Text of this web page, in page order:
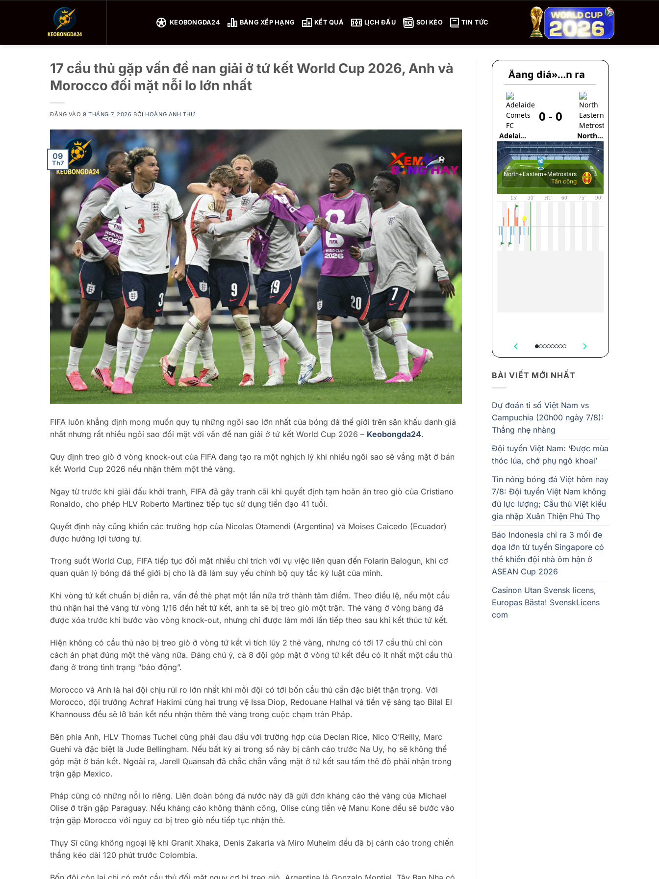
dung
KEOBONGDA24 BẢNG XẾP HẠNG KẾT QUẢ LỊCH ĐẤU SOI KÈO TIN TỨC
17 cầu thủ gặp vấn đề nan giải ở tứ kết World Cup 2026, Anh và
Morocco đối mặt nỗi lo lớn nhất
ĐĂNG VÀO9 THÁNG 7, 2026 BỞI HOÀNG ANH THƯ
09
Th7
FIFA luôn khẳng định mong muốn quy tụ những ngôi sao lớn nhất của bóng đá thế giới trên sân khấu danh giá
nhất nhưng rất nhiều ngôi sao đối mặt với vấn đề nan giải ở tứ kết World Cup 2026 – Keobongda24.
Quy định treo giò ở vòng knock-out của FIFA đang tạo ra một nghịch lý khi nhiều ngôi sao sẽ vắng mặt ở bán
kết World Cup 2026 nếu nhận thêm một thẻ vàng.
Ngay từ trước khi giải đấu khởi tranh, FIFA đã gây tranh cãi khi quyết định tạm hoãn án treo giò của Cristiano
Ronaldo, cho phép HLV Roberto Martinez tiếp tục sử dụng tiền đạo 41 tuổi.
Quyết định này cũng khiến các trường hợp của Nicolas Otamendi (Argentina) và Moises Caicedo (Ecuador)
được hưởng lợi tương tự.
Trong suốt World Cup, FIFA tiếp tục đối mặt nhiều chỉ trích với vụ việc liên quan đến Folarin Balogun, khi cơ
quan quản lý bóng đá thế giới bị cho là đã làm suy yếu chính bộ quy tắc kỷ luật của mình.
Khi vòng tứ kết chuẩn bị diễn ra, vấn đề thẻ phạt một lần nữa trở thành tâm điểm. Theo điều lệ, nếu một cầu
thủ nhận hai thẻ vàng từ vòng 1/16 đến hết tứ kết, anh ta sẽ bị treo giò một trận. Thẻ vàng ở vòng bảng đã
được xóa trước khi bước vào vòng knock-out, nhưng chỉ được làm mới lần tiếp theo sau khi kết thúc tứ kết.
Hiện không có cầu thủ nào bị treo giò ở vòng tứ kết vì tích lũy 2 thẻ vàng, nhưng có tới 17 cầu thủ chỉ còn
cách án phạt đúng một thẻ vàng nữa. Đáng chú ý, cả 8 đội góp mặt ở vòng tứ kết đều có ít nhất một cầu thủ
đang ở trong tình trạng “báo động”.
Morocco và Anh là hai đội chịu rủi ro lớn nhất khi mỗi đội có tới bốn cầu thủ cần đặc biệt thận trọng. Với
Morocco, đội trưởng Achraf Hakimi cùng hai trung vệ Issa Diop, Redouane Halhal và tiền vệ sáng tạo Bilal El
Khannouss đều sẽ lỡ bán kết nếu nhận thêm thẻ vàng trong cuộc chạm trán Pháp.
Bên phía Anh, HLV Thomas Tuchel cũng phải đau đầu với trường hợp của Declan Rice, Nico O’Reilly, Marc
Guehi và đặc biệt là Jude Bellingham. Nếu bất kỳ ai trong số này bị cảnh cáo trước Na Uy, họ sẽ không thể
góp mặt ở bán kết. Ngoài ra, Jarell Quansah đã chắc chắn vắng mặt ở tứ kết sau tấm thẻ đỏ phải nhận trong
trận gặp Mexico.
Pháp cũng có những nỗi lo riêng. Liên đoàn bóng đá nước này đã gửi đơn kháng cáo thẻ vàng của Michael
Olise ở trận gặp Paraguay. Nếu kháng cáo không thành công, Olise cùng tiền vệ Manu Kone đều sẽ bước vào
trận gặp Morocco với nguy cơ bị treo giò nếu tiếp tục nhận thẻ.
Thụy Sĩ cũng không ngoại lệ khi Granit Xhaka, Denis Zakaria và Miro Muheim đều đã bị cảnh cáo trong chiến
thắng kéo dài 120 phút trước Colombia.
Äang diá»…n ra
Adelaide
Comets
FC
0 - 0
North
Eastern
Metrostars
BÀI VIẾT MỚI NHẤT
Dự đoán tỉ số Việt Nam vs
Campuchia (20h00 ngày 7/8):
Thắng nhẹ nhàng
Đội tuyển Việt Nam: ‘Được mùa
thóc lúa, chớ phụ ngô khoai’
Tin nóng bóng đá Việt hôm nay
7/8: Đội tuyển Việt Nam không
đủ lực lượng; Cầu thủ Việt kiều
gia nhập Xuân Thiện Phú Thọ
Báo Indonesia chỉ ra 3 mối đe
dọa lớn từ tuyển Singapore có
thể khiến đội nhà ôm hận ở
ASEAN Cup 2026
Casinon Utan Svensk licens,
Europas Bästa! SvenskLicens
com